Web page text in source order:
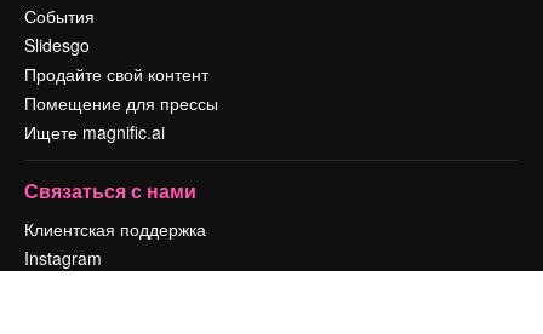
События
Slidesgo
Продайте свой контент
Помещение для прессы
Ищете magnific.ai
Связаться с нами
Клиентская поддержка
Instagram